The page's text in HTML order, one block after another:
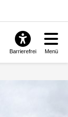
Barrierefrei Menü